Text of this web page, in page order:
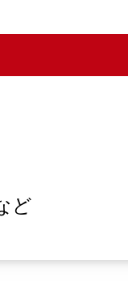
ど